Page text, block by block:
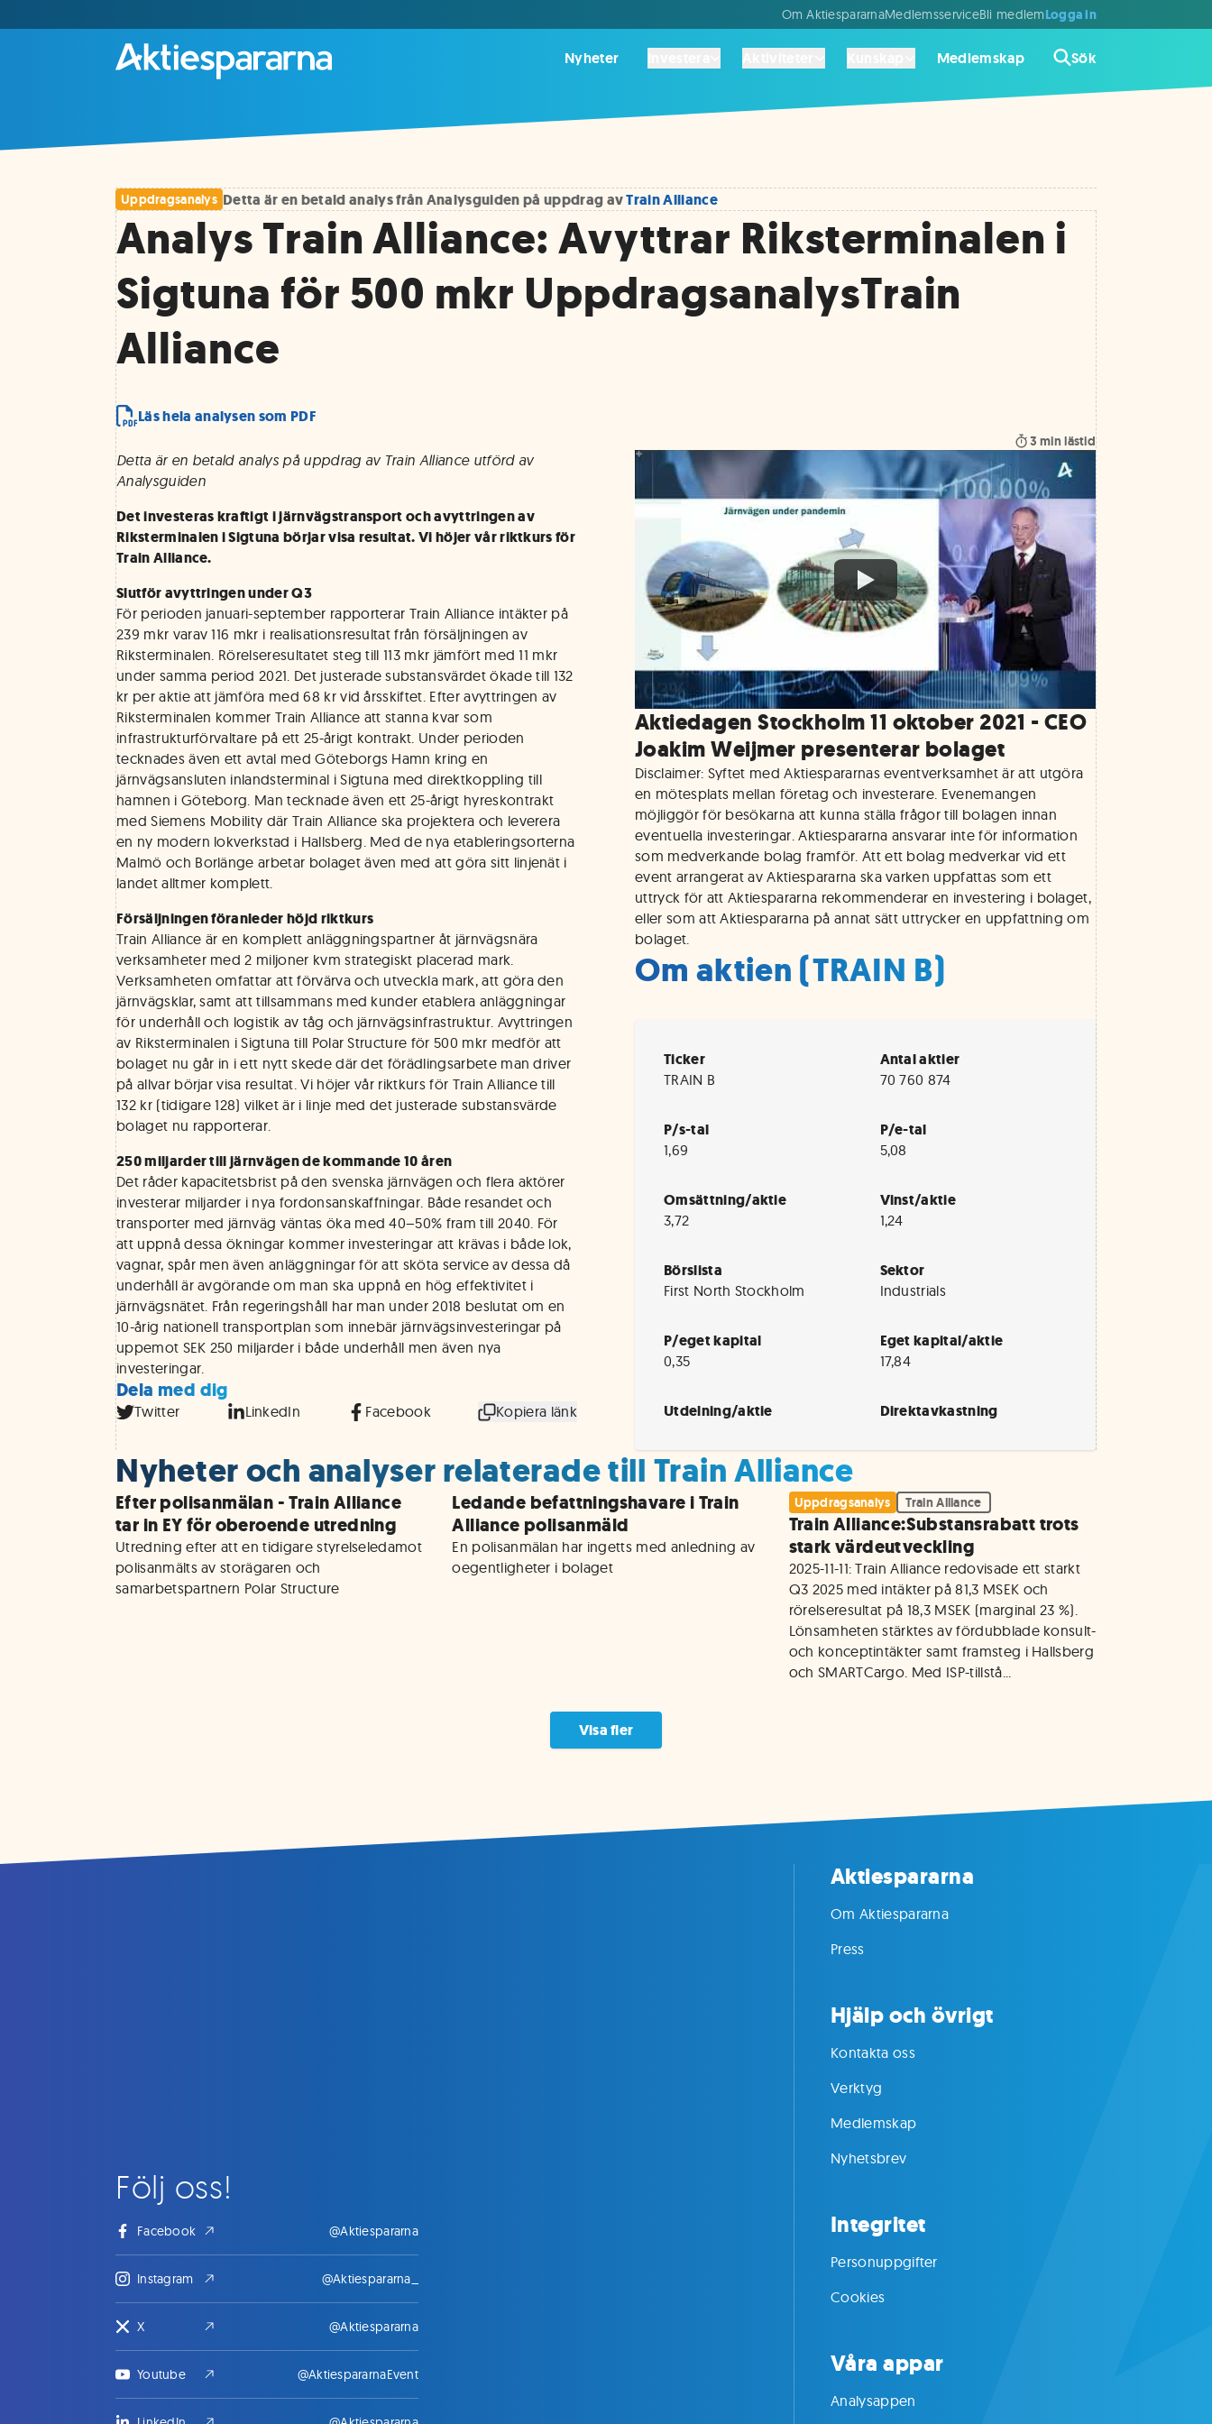
Om AktiespararnaMedlemsserviceBli medlemLogga in
Nyheter Medlemskap Sök
Uppdragsanalys Detta är en betald analys från Analysguiden på uppdrag avTrain Alliance
Analys Train Alliance: Avyttrar Riksterminalen i
Sigtuna för 500 mkr UppdragsanalysTrain
Alliance
Läs hela analysen som PDF
3 min lästid
Detta är en betald analys på uppdrag av Train Alliance utförd av
Analysguiden
Det investeras kraftigt i järnvägstransport och avyttringen av
Riksterminalen i Sigtuna börjar visa resultat. Vi höjer vår riktkurs för
Train Alliance.
Slutför avyttringen under Q3
För perioden januari-september rapporterar Train Alliance intäkter på
239 mkr varav 116 mkr i realisationsresultat från försäljningen av
Riksterminalen. Rörelseresultatet steg till 113 mkr jämfört med 11 mkr
under samma period 2021. Det justerade substansvärdet ökade till 132
kr per aktie att jämföra med 68 kr vid årsskiftet. Efter avyttringen av
Riksterminalen kommer Train Alliance att stanna kvar som
infrastrukturförvaltare på ett 25-årigt kontrakt. Under perioden
tecknades även ett avtal med Göteborgs Hamn kring en
järnvägsansluten inlandsterminal i Sigtuna med direktkoppling till
hamnen i Göteborg. Man tecknade även ett 25-årigt hyreskontrakt
med Siemens Mobility där Train Alliance ska projektera och leverera
en ny modern lokverkstad i Hallsberg. Med de nya etableringsorterna
Malmö och Borlänge arbetar bolaget även med att göra sitt linjenät i
landet alltmer komplett.
Försäljningen föranleder höjd riktkurs
Train Alliance är en komplett anläggningspartner åt järnvägsnära
verksamheter med 2 miljoner kvm strategiskt placerad mark.
Verksamheten omfattar att förvärva och utveckla mark, att göra den
järnvägsklar, samt att tillsammans med kunder etablera anläggningar
för underhåll och logistik av tåg och järnvägsinfrastruktur. Avyttringen
av Riksterminalen i Sigtuna till Polar Structure för 500 mkr medför att
bolaget nu går in i ett nytt skede där det förädlingsarbete man driver
på allvar börjar visa resultat. Vi höjer vår riktkurs för Train Alliance till
132 kr (tidigare 128) vilket är i linje med det justerade substansvärde
bolaget nu rapporterar.
250 miljarder till järnvägen de kommande 10 åren
Det råder kapacitetsbrist på den svenska järnvägen och flera aktörer
investerar miljarder i nya fordonsanskaffningar. Både resandet och
transporter med järnväg väntas öka med 40–50% fram till 2040. För
att uppnå dessa ökningar kommer investeringar att krävas i både lok,
vagnar, spår men även anläggningar för att sköta service av dessa då
underhåll är avgörande om man ska uppnå en hög effektivitet i
järnvägsnätet. Från regeringshåll har man under 2018 beslutat om en
10-årig nationell transportplan som innebär järnvägsinvesteringar på
uppemot SEK 250 miljarder i både underhåll men även nya
investeringar.
Dela med dig
Twitter LinkedIn Facebook Kopiera länk
Aktiedagen Stockholm 11 oktober 2021 - CEO
Joakim Weijmer presenterar bolaget
Disclaimer: Syftet med Aktiespararnas eventverksamhet är att utgöra
en mötesplats mellan företag och investerare. Evenemangen
möjliggör för besökarna att kunna ställa frågor till bolagen innan
eventuella investeringar. Aktiespararna ansvarar inte för information
som medverkande bolag framför. Att ett bolag medverkar vid ett
event arrangerat av Aktiespararna ska varken uppfattas som ett
uttryck för att Aktiespararna rekommenderar en investering i bolaget,
eller som att Aktiespararna på annat sätt uttrycker en uppfattning om
bolaget.
Om aktien (TRAIN B)
Ticker
TRAIN B
Antal aktier
70 760 874
P/s-tal
1,69
P/e-tal
5,08
Omsättning/aktie
3,72
Vinst/aktie
1,24
Börslista
First North Stockholm
Sektor
Industrials
P/eget kapital
0,35
Eget kapital/aktie
17,84
Utdelning/aktie Direktavkastning
Nyheter och analyser relaterade till Train Alliance
Efter polisanmälan - Train Alliance
tar in EY för oberoende utredning
Utredning efter att en tidigare styrelseledamot
polisanmälts av storägaren och
samarbetspartnern Polar Structure
Ledande befattningshavare i Train
Alliance polisanmäld
En polisanmälan har ingetts med anledning av
oegentligheter i bolaget
Uppdragsanalys Train Alliance
Train Alliance:Substansrabatt trots
stark värdeutveckling
2025-11-11: Train Alliance redovisade ett starkt
Q3 2025 med intäkter på 81,3 MSEK och
rörelseresultat på 18,3 MSEK (marginal 23 %).
Lönsamheten stärktes av fördubblade konsult-
och konceptintäkter samt framsteg i Hallsberg
och SMARTCargo. Med ISP-tillstå...
Visa fler
Följ oss!
Facebook @Aktiespararna
Instagram @Aktiespararna_
X @Aktiespararna
Youtube @AktiespararnaEvent
Aktiespararna
Om Aktiespararna
Press
Hjälp och övrigt
Kontakta oss
Verktyg
Medlemskap
Nyhetsbrev
Integritet
Personuppgifter
Cookies
Våra appar
Analysappen